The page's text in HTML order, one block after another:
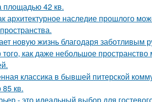
площадью 42 кв.
архитектурное наследие прошлого
новую жизнь благодаря заботливым
того, как даже небольшое
классика в бывшей питерской
кв.